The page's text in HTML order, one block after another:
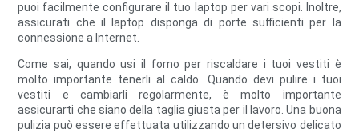
puoi facilmente configurare il tuo laptop per vari scopi. Inoltre,
assicurati che il laptop disponga di porte sufficienti per la
connessione a Internet.
Come sai, quando usi il forno per riscaldare i tuoi vestiti è
molto importante tenerli al caldo. Quando devi pulire i tuoi
vestiti e cambiarli regolarmente, è molto importante
assicurarti che siano della taglia giusta per il lavoro. Una buona
pulizia può essere effettuata utilizzando un detersivo delicato